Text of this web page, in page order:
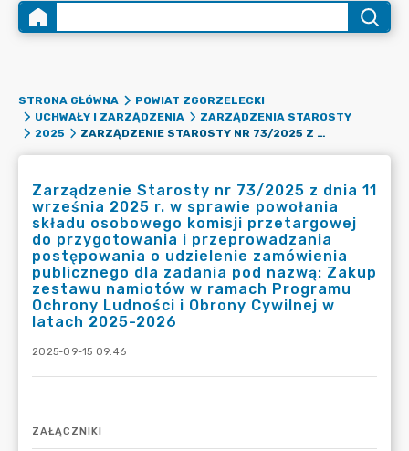
STRONA GŁÓWNA
POWIAT ZGORZELECKI
UCHWAŁY I ZARZĄDZENIA
ZARZĄDZENIA STAROSTY
2025
ZARZĄDZENIE STAROSTY NR 73/2025 Z DNIA 11 WRZEŚNIA 2025 R. W SPRAWIE POWOŁANIA SKŁADU OSOBOWEGO KOMISJI PRZETARGOWEJ DO PRZYGOTOWANIA I PRZEPROWADZANIA POSTĘPOWANIA O UDZIELENIE ZAMÓWIENIA PUBLICZNEGO DLA ZADANIA POD NAZWĄ: ZAKUP ZESTAWU NAMIOTÓW W RAMACH PROGRAMU OCHRONY LUDNOŚCI I OBRONY CYWILNEJ W LATACH 2025-2026
Zarządzenie Starosty nr 73/2025 z dnia 11
września 2025 r. w sprawie powołania
składu osobowego komisji przetargowej
do przygotowania i przeprowadzania
postępowania o udzielenie zamówienia
publicznego dla zadania pod nazwą: Zakup
zestawu namiotów w ramach Programu
Ochrony Ludności i Obrony Cywilnej w
latach 2025-2026
2025-09-15 09:46
ZAŁĄCZNIKI